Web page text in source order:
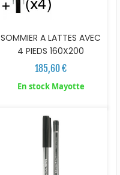
SOMMIER A LATTES AVEC
4 PIEDS 160X200
185,60 €
En stock Mayotte